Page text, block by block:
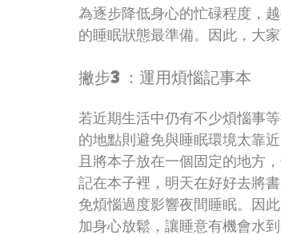
為逐步降低身心的忙碌程度，
的睡眠狀態最準備。因此，大
撇步3：運用煩惱記事本
若近期生活中仍有不少煩惱事
的地點則避免與睡眠環境太靠
且將本子放在一個固定的地方
記在本子裡，明天在好好去將
免煩惱過度影響夜間睡眠。因
加身心放鬆，讓睡意有機會水